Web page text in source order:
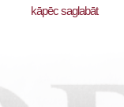
kāpēc saglabāt